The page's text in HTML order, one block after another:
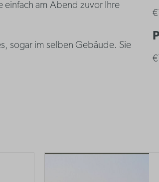
einfach am Abend zuvor Ihre
sogar im selben Gebäude. Sie